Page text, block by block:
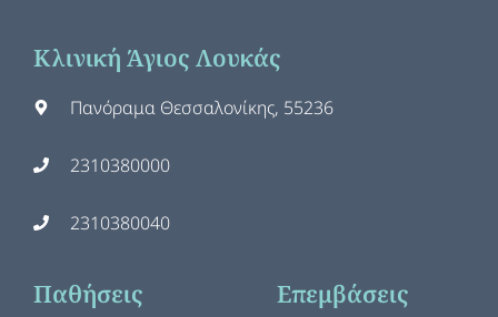
Κλινική Άγιος Λουκάς
Πανόραμα Θεσσαλονίκης, 55236
2310380000
2310380040
Παθήσεις Επεμβάσεις